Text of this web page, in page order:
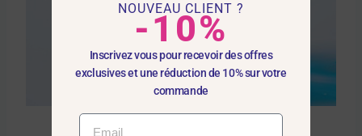
NOUVEAU CLIENT ?
-10%
Inscrivez vous pour recevoir des offres
exclusives et une réduction de 10% sur votre
commande